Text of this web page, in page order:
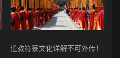
道教符箓文化详解不可外传！